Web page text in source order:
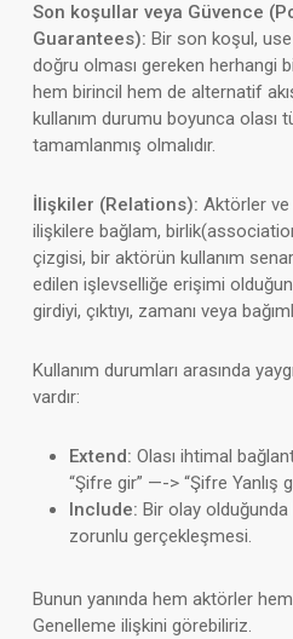
Son koşullar veya Güvence
Guarantees): Bir son koşul,
doğru olması gereken herhangi
hem birincil hem de alternatif
kullanım durumu boyunca olası
tamamlanmış olmalıdır.
İlişkiler (Relations): Aktörler ve
ilişkilere bağlam,
çizgisi, bir aktörün kullanım
edilen işlevselliğe erişimi
girdiyi, çıktıyı, zamanı veya
Kullanım durumları arasında
vardır:
Extend: Olası ihtimal
“Şifre gir” —-> “Şifre Yanlış
Include: Bir olay olduğunda
zorunlu gerçekleşmesi.
Bunun yanında hem aktörler
Genelleme ilişkini görebiliriz.